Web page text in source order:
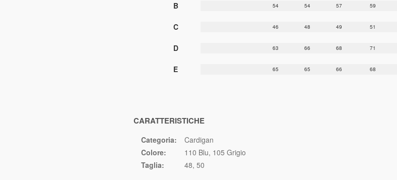
B 54 54 57 59
C 46 48 49 51
D 63 66 68 71
E 65 65 66 68
CARATTERISTICHE
Categoria:
Cardigan
Colore:
110 Blu 105 Grigio
Taglia:
48 50